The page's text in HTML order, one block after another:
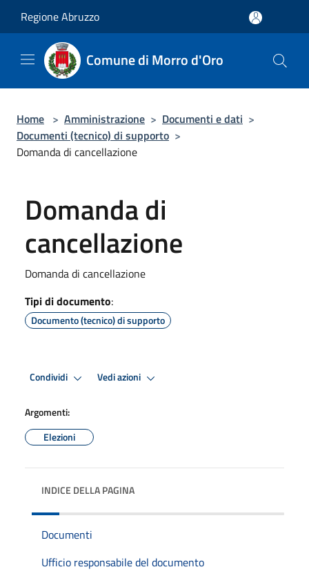
Regione Abruzzo
Comune di Morro d'Oro
Home > Amministrazione > Documenti e dati >
Documenti (tecnico) di supporto >
Domanda di cancellazione
Domanda di
cancellazione
Domanda di cancellazione
Tipi di documento:
Documento (tecnico) di supporto
Condividi Vedi azioni
Argomenti:
Elezioni
INDICE DELLA PAGINA
Documenti
Ufficio responsabile del documento